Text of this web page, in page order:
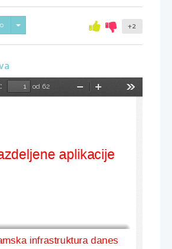
Skrij/prikaži meni +2
od 62
Pomanjšaj
aplikacije
infrastruktura danes